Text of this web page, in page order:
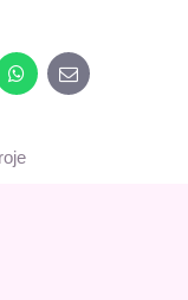
WhatsApp
E-
mail